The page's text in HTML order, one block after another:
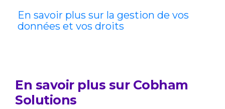
En savoir plus sur la gestion de vos
données et vos droits
En savoir plus sur Cobham
Solutions